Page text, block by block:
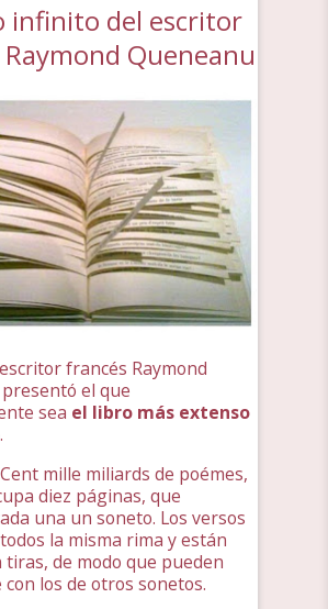
infinito del escritor
Queneanu
francés Raymond
el que
sea el libro más extenso
.
mille miliards de poémes,
diez páginas, que
una un soneto. Los versos
la misma rima y están
tiras, de modo que pueden
los de otros sonetos.